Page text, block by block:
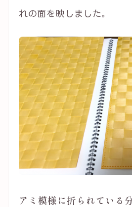
れの面を映しました。
アミ模様に折られている